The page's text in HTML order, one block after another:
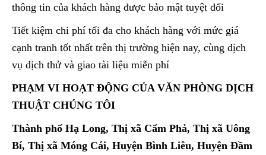
thông tin của khách hàng được bảo mật tuyệt đối
Tiết kiệm chi phí tối đa cho khách hàng với mức giá
cạnh tranh tốt nhất trên thị trường hiện nay, cùng dịch
vụ dịch thử và giao tài liệu miễn phí
PHẠM VI HOẠT ĐỘNG CỦA VĂN PHÒNG DỊCH
THUẬT CHÚNG TÔI
Thành phố Hạ Long, Thị xã Cẩm Phả, Thị xã Uông
Bí, Thị xã Móng Cái, Huyện Bình Liêu, Huyện Đầm